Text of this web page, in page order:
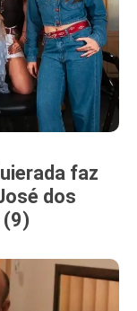
faz
dos
(9)